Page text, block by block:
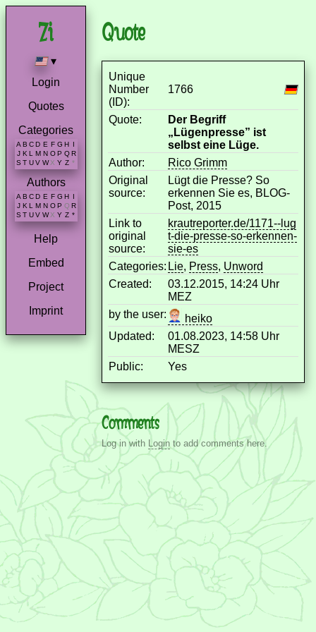
▾
Login
Quotes
Categories
A B C D E F G H I
J K L M N O P Q R
S T U V W X Y Z *
Authors
A B C D E F G H
J K L M N O P Q R
S T U V W X Y Z *
Help
Embed
Project
Imprint
Quote
Unique
Number
(ID):
1766
Quote:
Der Begriff
„Lügenpresse” ist
selbst eine Lüge.
Author:
Rico Grimm
Original
source:
Lügt die Presse? So
erkennen Sie es, BLOG-
Post, 2015
Link to
original
source:
krautreporter.de/1171--lug
t-die-presse-so-erkennen-
sie-es
Categories: Lie, Press, Unword
Created:
03.12.2015, 14:24 Uhr
MEZ
by the user:
heiko
Updated:
01.08.2023, 14:58 Uhr
MESZ
Public:
Yes
Comments
Log in with Login to add comments here.